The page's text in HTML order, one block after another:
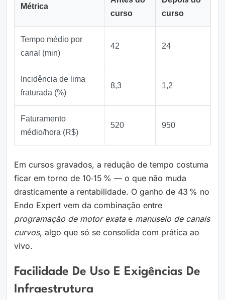
Métrica
curso
curso
Tempo médio por
canal (min)
42 24
Incidência de lima
fraturada (%)
8,3 1,2
Faturamento
médio/hora (R$)
520 950
Em cursos gravados, a redução de tempo costuma
ficar em torno de 10‑15 % — o que não muda
drasticamente a rentabilidade. O ganho de 43 % no
Endo Expert vem da combinação entre
programação de motor exatae manuseio de canais
curvos, algo que só se consolida com prática ao
vivo.
Facilidade De Uso E Exigências De
Infraestrutura